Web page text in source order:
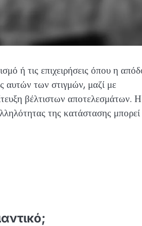
ή τις επιχειρήσεις όπου η
αυτών των στιγμών, μαζί με
βέλτιστων αποτελεσμάτων. Η
της κατάστασης